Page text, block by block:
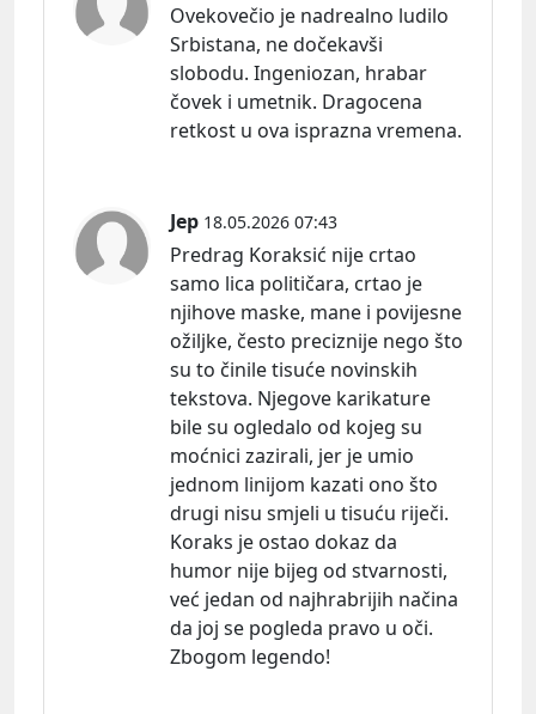
Ovekovečio je nadrealno ludilo
Srbistana, ne dočekavši
slobodu. Ingeniozan, hrabar
čovek i umetnik. Dragocena
retkost u ova isprazna vremena.
Jep 18.05.2026 07:43
Predrag Koraksić nije crtao
samo lica političara, crtao je
njihove maske, mane i povijesne
ožiljke, često preciznije nego što
su to činile tisuće novinskih
tekstova. Njegove karikature
bile su ogledalo od kojeg su
moćnici zazirali, jer je umio
jednom linijom kazati ono što
drugi nisu smjeli u tisuću riječi.
Koraks je ostao dokaz da
humor nije bijeg od stvarnosti,
već jedan od najhrabrijih načina
da joj se pogleda pravo u oči.
Zbogom legendo!